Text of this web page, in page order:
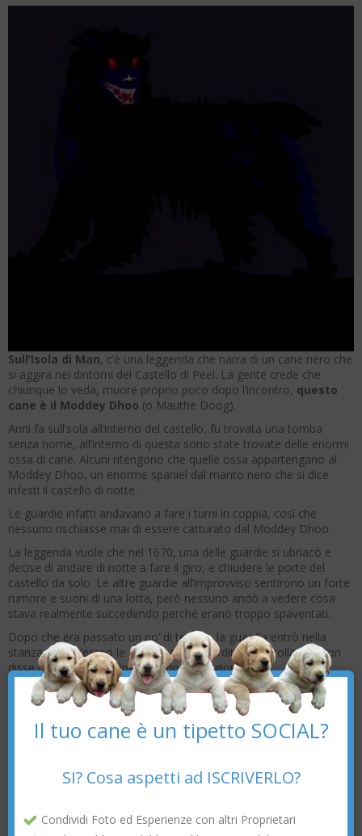
Sull’Isola di Man, c’è una leggenda che narra di un cane nero che
si aggira nei dintorni del Castello di Peel. La gente crede che
chiunque lo veda, muore proprio poco dopo l’incontro, questo
cane è il Moddey Dhoo (o Mauthe Doog).
Anni fa sull’sola all’interno del castello, fu trovata una tomba
senza nome, all’interno di questa sono state trovate delle enormi
ossa di cane. Alcuni ritengono che quelle ossa appartengano al
Moddey Dhoo, un enorme spaniel dal manto nero che si dice
infesti il castello di notte.
Le guardie infatti andavano a fare i turni in coppia, così che
nessuno rischiasse mai di essere catturato dal Moddey Dhoo.
La leggenda vuole che nel 1670, una delle guardie si ubriacò e
decise di andare di notte a fare il giro, e chiudere le porte del
castello da solo. Le altre guardie all’improvviso sentirono un forte
rumore e suoni di una lotta, però nessuno andò a vedere cosa
stava realmente succedendo perché erano troppo spaventati.
Dopo che era passato un po’ di tempo, la guardia entrò nella
stanza dove c’erano le altre guardie, stordito e barcollante. Non
disse una parola e infine morì dopo tre giorni.
3. Huay Chivo
×
Il tuo cane è un tipetto SOCIAL?
SI? Cosa aspetti ad ISCRIVERLO?
Condividi Foto ed Esperienze con altri Proprietari